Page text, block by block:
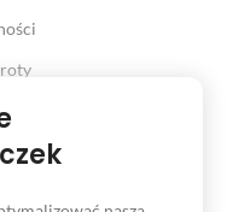
umowy